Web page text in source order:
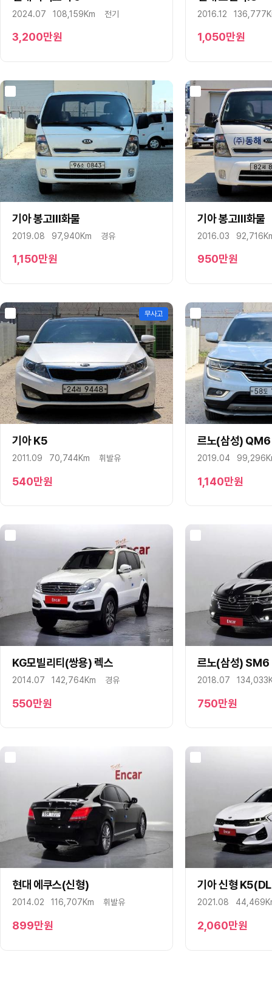
2024.07 108,159Km 전기
3,200만원
2016.12
1,050만원
구매상담
기아 봉고Ⅲ화물
2019.08 97,940Km 경유
1,150만원
구매상담
기아 봉고Ⅲ화물
2016.03
950만원
무사고
구매상담
기아 K5
2011.09 70,744Km 휘발유
540만원
구매상담
르노(삼성) QM6
2019.04
1,140만원
구매상담
KG모빌리티(쌍용) 렉스
2014.07 142,764Km 경유
550만원
구매상담
르노(삼성) SM6
2018.07
750만원
구매상담
현대 에쿠스(신형)
2014.02 116,707Km 휘발유
899만원
구매상담
기아 신형
2021.08
2,060만원